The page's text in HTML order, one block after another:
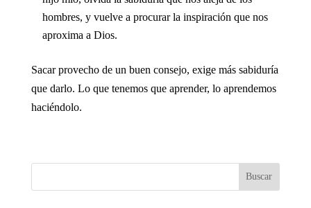
hombres, y vuelve a procurar la inspiración que nos
aproxima a Dios.
Sacar provecho de un buen consejo, exige más sabiduría
que darlo. Lo que tenemos que aprender, lo aprendemos
haciéndolo.
Buscar